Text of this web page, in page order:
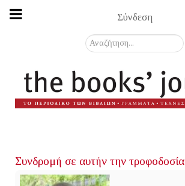
Σύνδεση
Αναζήτηση...
Συνδρομή σε αυτήν την